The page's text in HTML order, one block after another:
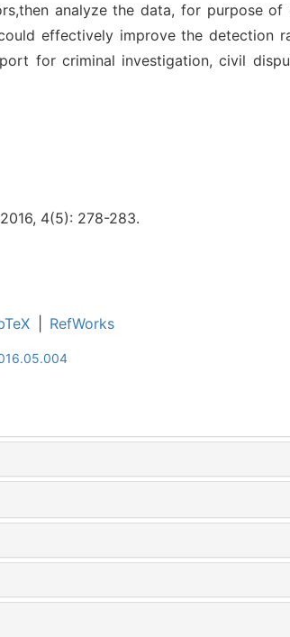
analyze the data, for purpose of
effectively improve the detection
for criminal investigation, civil
4(5): 278-283.
RefWorks